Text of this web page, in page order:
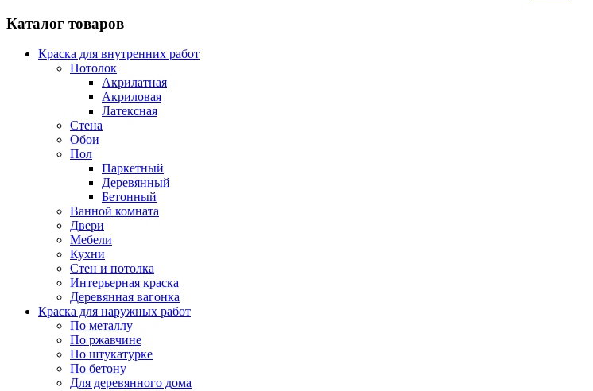
Каталог товаров
Краска для внутренних работ
Потолок
Акрилатная
Акриловая
Латексная
Стена
Обои
Пол
Паркетный
Деревянный
Бетонный
Ванной комната
Двери
Мебели
Кухни
Стен и потолка
Интерьерная краска
Деревянная вагонка
Краска для наружных работ
По металлу
По ржавчине
По штукатурке
По бетону
Для деревянного дома